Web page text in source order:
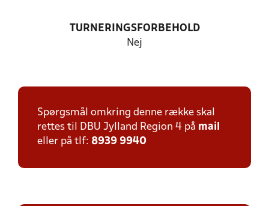
TURNERINGSFORBEHOLD
Nej
Spørgsmål omkring denne række skal
rettes til DBU Jylland Region 4 på mail
eller på tlf: 8939 9940